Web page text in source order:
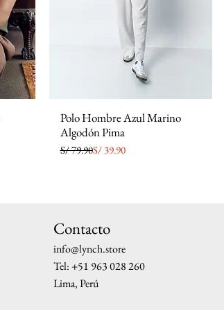
Polo Hombre Azul Marino
Algodón Pima
Precio
S/ 79.90
Precio de oferta
S/ 39.90
Contacto
info@lynch.store
Tel: +51 963 028 260
Lima, Perú